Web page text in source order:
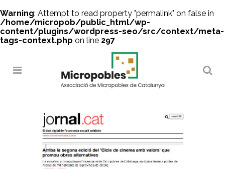
Warning: Attempt to read property "permalink" on false in
/home/micropob/public_html/wp-
content/plugins/wordpress-seo/src/context/meta-
tags-context.php on line 297